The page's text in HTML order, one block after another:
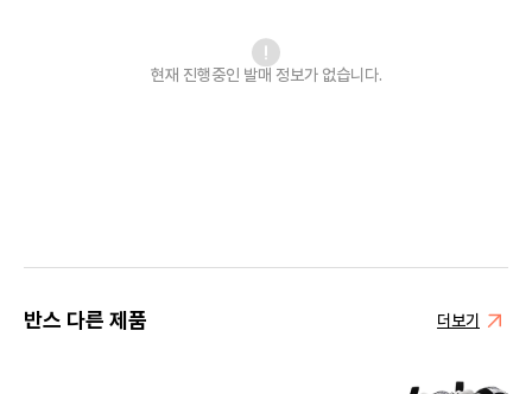
현재 진행중인 발매 정보가 없습니다.
반스 다른 제품 더보기